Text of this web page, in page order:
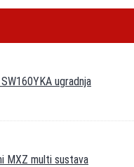
ugradnja
MXZ multi sustava